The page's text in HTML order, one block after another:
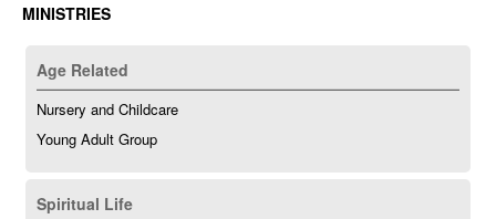
MINISTRIES
Age Related
Nursery and Childcare
Young Adult Group
Spiritual Life